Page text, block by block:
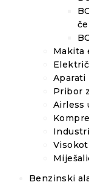
Makita
Aparati
Pribor
Airless
Benzinski